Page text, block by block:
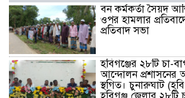
বন কর্মকর্তা সৈয়দ
ওপর হামলার
প্রতিবাদ সভা
হবিগঞ্জের ২৮টি চা-
আন্দোলন প্রশাসনের
স্থগিত। চুনারুঘাট